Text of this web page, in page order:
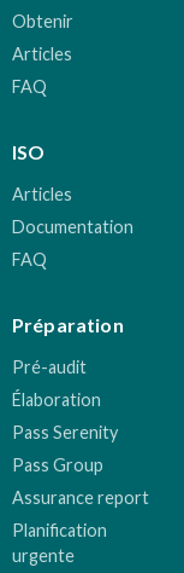
Obtenir
Articles
FAQ
ISO
Articles
Documentation
FAQ
Préparation
Pré-audit
Élaboration
Pass Serenity
Pass Group
Assurance report
Planification
urgente